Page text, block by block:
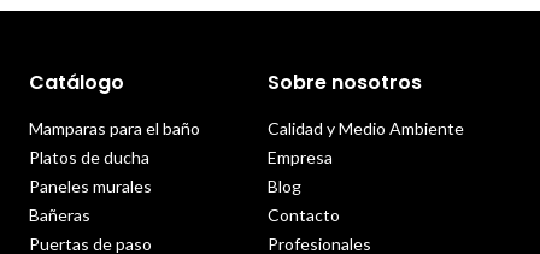
Catálogo
Mamparas para el baño
Platos de ducha
Paneles murales
Bañeras
Puertas de paso
Sobre nosotros
Calidad y Medio Ambiente
Empresa
Blog
Contacto
Profesionales